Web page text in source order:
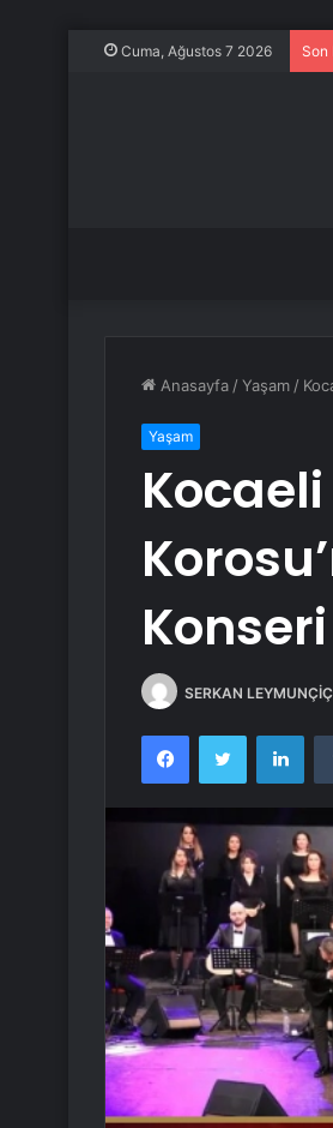
Cuma, Ağustos 7 2026 Son
Anasayfa /Yaşam /
Yaşam
Konseri
SERKAN
FacebookTwitter